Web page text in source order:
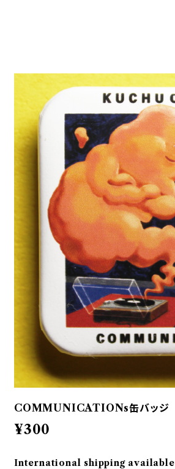
COMMUNICATIONs缶バッジ
¥300
International shipping available